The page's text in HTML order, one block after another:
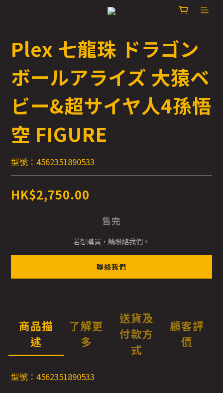
Plex 七龍珠 ドラゴン
ボールアライズ 大猿ベ
ビー&超サイヤ人4孫悟
空 FIGURE
型號：4562351890533
HK$2,750.00
售完
若想購買，請聯絡我們。
聯絡我們
商品描
述
了解更
多
送貨及
付款方
式
顧客評
價
型號：4562351890533